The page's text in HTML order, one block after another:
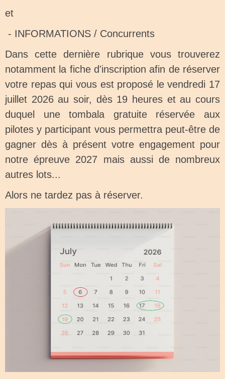
et
- INFORMATIONS / Concurrents
Dans cette dernière rubrique vous trouverez
notamment la fiche d'inscription afin de réserver
votre repas qui vous est proposé le vendredi 17
juillet 2026 au soir, dès 19 heures et au cours
duquel une tombala gratuite réservée aux
pilotes y participant vous permettra peut-être de
gagner dès à présent votre engagement pour
notre épreuve 2027 mais aussi de nombreux
autres lots...
Alors ne tardez pas à réserver.